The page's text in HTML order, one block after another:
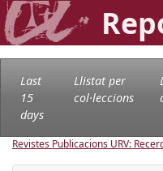
Last
15
days
Llistat per
col·leccions
Revistes Publicacions URV: